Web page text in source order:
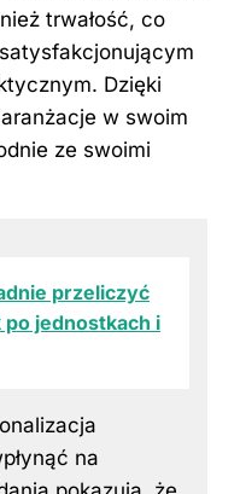
trwałość, co
Dzięki
w swoim
ze swoimi
przeliczyć
po jednostkach i
na